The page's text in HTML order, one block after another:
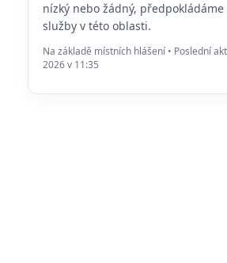
nízký nebo žádný,
služby v této oblasti.
Na základě místních hlášení • Poslední
2026 v 11:35